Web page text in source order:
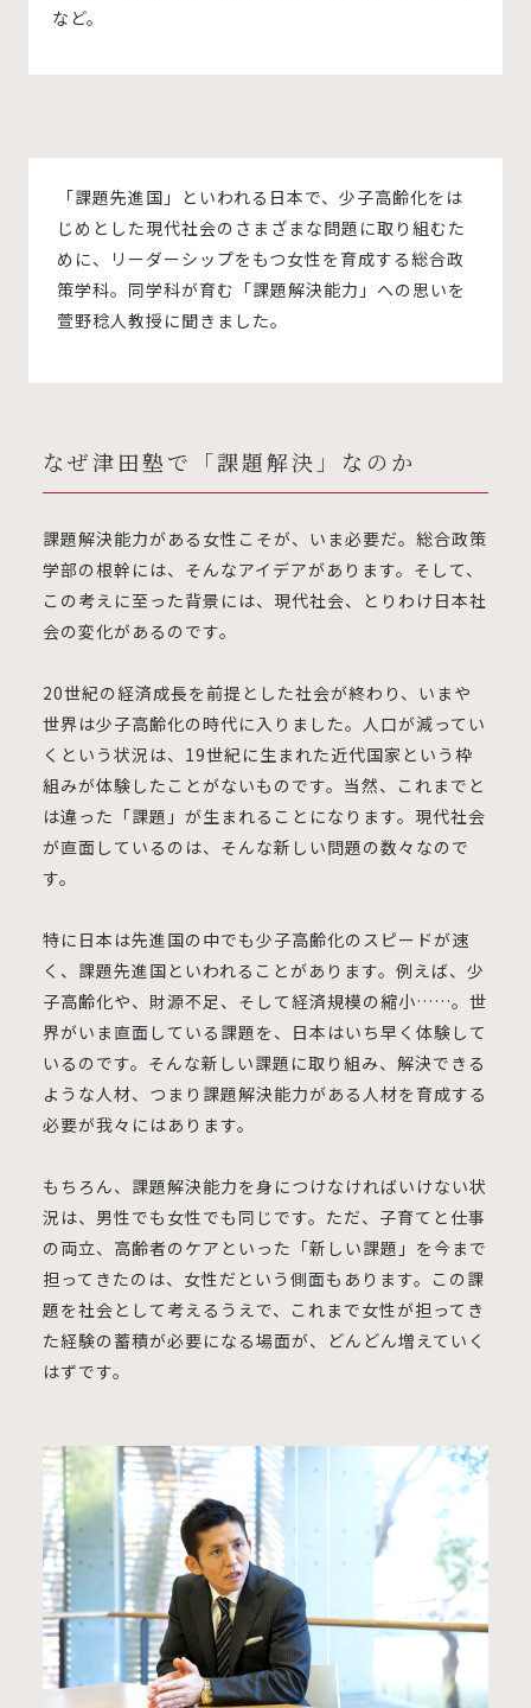
など。
「課題先進国」といわれる日本で、少子高齢化をは
じめとした現代社会のさまざまな問題に取り組むた
めに、リーダーシップをもつ女性を育成する総合政
策学科。同学科が育む「課題解決能力」への思いを
萱野稔人教授に聞きました。
なぜ津田塾で「課題解決」なのか
課題解決能力がある女性こそが、いま必要だ。総合政策
学部の根幹には、そんなアイデアがあります。そして、
この考えに至った背景には、現代社会、とりわけ日本社
会の変化があるのです。
20世紀の経済成長を前提とした社会が終わり、いまや
世界は少子高齢化の時代に入りました。人口が減ってい
くという状況は、19世紀に生まれた近代国家という枠
組みが体験したことがないものです。当然、これまでと
は違った「課題」が生まれることになります。現代社会
が直面しているのは、そんな新しい問題の数々なので
す。
特に日本は先進国の中でも少子高齢化のスピードが速
く、課題先進国といわれることがあります。例えば、少
子高齢化や、財源不足、そして経済規模の縮小……。世
界がいま直面している課題を、日本はいち早く体験して
いるのです。そんな新しい課題に取り組み、解決できる
ような人材、つまり課題解決能力がある人材を育成する
必要が我々にはあります。
もちろん、課題解決能力を身につけなければいけない状
況は、男性でも女性でも同じです。ただ、子育てと仕事
の両立、高齢者のケアといった「新しい課題」を今まで
担ってきたのは、女性だという側面もあります。この課
題を社会として考えるうえで、これまで女性が担ってき
た経験の蓄積が必要になる場面が、どんどん増えていく
はずです。